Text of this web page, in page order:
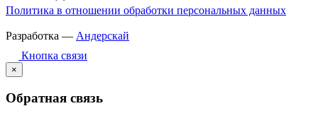
Политика в отношении обработки персональных данных
Разработка — Андерскай
Кнопка связи
×
Обратная связь